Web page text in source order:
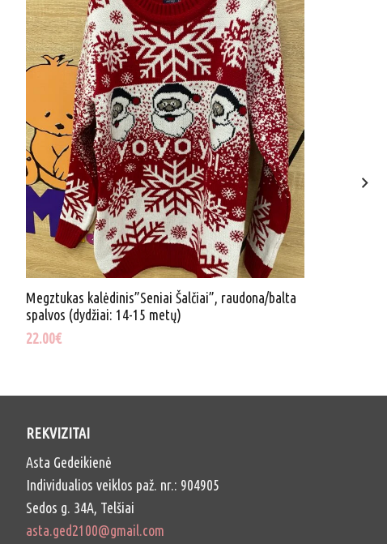
Megztukas kalėdinis”Seniai Šalčiai”, raudona/balta
spalvos (dydžiai: 14-15 metų)
22.00€
REKVIZITAI
Asta Gedeikienė
Individualios veiklos paž. nr.: 904905
Sedos g. 34A, Telšiai
asta.ged2100@gmail.com